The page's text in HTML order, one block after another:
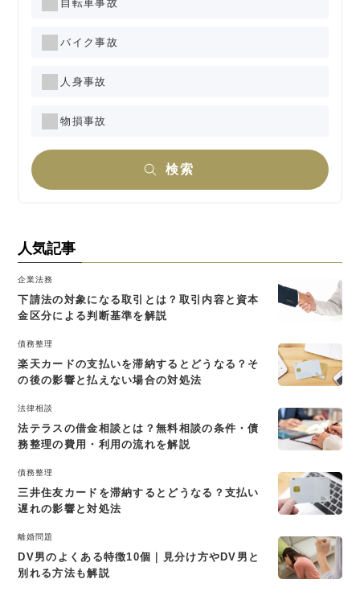
自転車事故
バイク事故
人身事故
物損事故
検索
人気記事
企業法務
下請法の対象になる取引とは？取引内容と資本
金区分による判断基準を解説
債務整理
楽天カードの支払いを滞納するとどうなる？そ
の後の影響と払えない場合の対処法
法律相談
法テラスの借金相談とは？無料相談の条件・債
務整理の費用・利用の流れを解説
債務整理
三井住友カードを滞納するとどうなる？支払い
遅れの影響と対処法
離婚問題
DV男のよくある特徴10個｜見分け方やDV男と
別れる方法も解説